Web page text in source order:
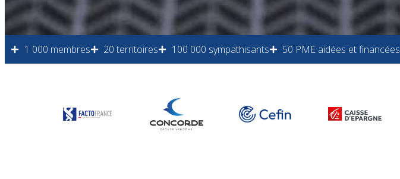
1 000 membres 20 territoires 100 000 sympathisants 50 PME aidées et financées